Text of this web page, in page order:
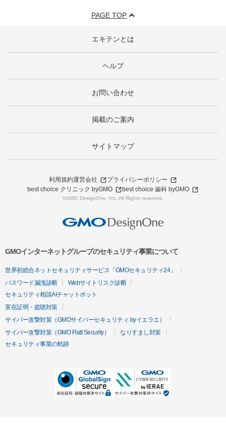
PAGE TOP
エキテンとは
ヘルプ
お問い合わせ
掲載のご案内
サイトマップ
利用規約運営会社
プライバシーポリシー
best choice クリニック byGMO
best choice 歯科 byGMO
©GMO DesignOne, Inc. All Rights reserved.
GMOインターネットグループのセキュリティ事業について
世界初総合ネットセキュリティサービス「GMOセキュリティ24」
パスワード漏洩診断
Webサイトリスク診断
セキュリティ相談AIチャットボット
実在証明・盗聴対策
サイバー攻撃対策（GMOサイバーセキュリティ byイエラエ）
サイバー攻撃対策（GMO Flatt Security）
なりすまし対策
セキュリティ事業の軌跡